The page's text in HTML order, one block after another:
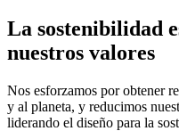
La sostenibilidad
nuestros valores
Nos esforzamos por obtener
y al planeta, y reducimos
liderando el diseño para la